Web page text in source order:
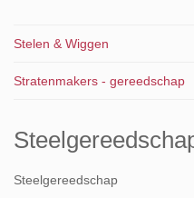
Steelgereedschap
Stelen & Wiggen
Stratenmakers - gereedschap